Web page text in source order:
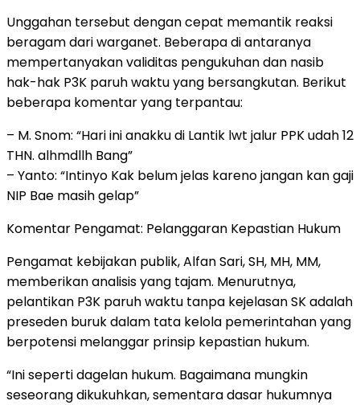
Unggahan tersebut dengan cepat memantik reaksi
beragam dari warganet. Beberapa di antaranya
mempertanyakan validitas pengukuhan dan nasib
hak-hak P3K paruh waktu yang bersangkutan. Berikut
beberapa komentar yang terpantau:
– M. Snom: “Hari ini anakku di Lantik lwt jalur PPK udah 12
THN. alhmdllh Bang”
– Yanto: “Intinyo Kak belum jelas kareno jangan kan gaji
NIP Bae masih gelap”
Komentar Pengamat: Pelanggaran Kepastian Hukum
Pengamat kebijakan publik, Alfan Sari, SH, MH, MM,
memberikan analisis yang tajam. Menurutnya,
pelantikan P3K paruh waktu tanpa kejelasan SK adalah
preseden buruk dalam tata kelola pemerintahan yang
berpotensi melanggar prinsip kepastian hukum.
“Ini seperti dagelan hukum. Bagaimana mungkin
seseorang dikukuhkan, sementara dasar hukumnya